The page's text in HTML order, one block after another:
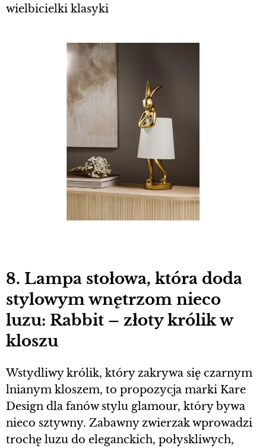
wielbicielki klasyki
8. Lampa stołowa, która doda
stylowym wnętrzom nieco
luzu: Rabbit – złoty królik w
kloszu
Wstydliwy królik, który zakrywa się czarnym
lnianym kloszem, to propozycja marki Kare
Design dla fanów stylu glamour, który bywa
nieco sztywny. Zabawny zwierzak wprowadzi
trochę luzu do eleganckich, połyskliwych,